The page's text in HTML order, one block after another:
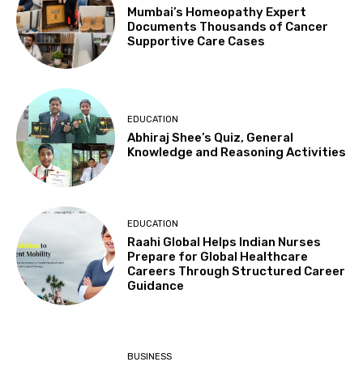
Mumbai’s Homeopathy Expert
Documents Thousands of Cancer
Supportive Care Cases
EDUCATION
Abhiraj Shee’s Quiz, General
Knowledge and Reasoning Activities
EDUCATION
Raahi Global Helps Indian Nurses
Prepare for Global Healthcare
Careers Through Structured Career
Guidance
BUSINESS